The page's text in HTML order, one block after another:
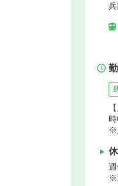
※
※